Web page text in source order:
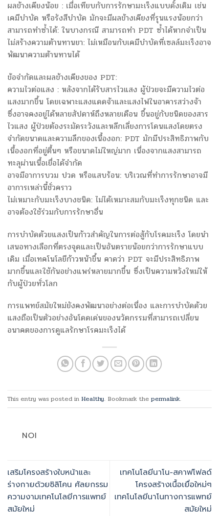
ผลข้างเคียงน้อย : เมื่อเทียบกับการรักษามะเร็งแบบดั้งเดิม เช่น
เคมีบำบัด หรือรังสีบำบัด มักจะมีผลข้างเคียงที่รุนแรงน้อยกว่า
สามารถทำซ้ำได้: ในบางกรณี สามารถทำ PDT ซ้ำได้หากจำเป็น
ไม่สร้างความต้านทานยา: ไม่เหมือนกับเคมีบำบัดที่เซลล์มะเร็งอาจ
พัฒนาความต้านทานได้
ข้อจำกัดและผลข้างเคียงของ PDT:
ความไวต่อแสง : หลังจากได้รับสารไวแสง ผู้ป่วยจะมีความไวต่อ
แสงมากขึ้น โดยเฉพาะแสงแดดจ้าและแสงไฟในอาคารสว่างจ้า
ซึ่งอาจคงอยู่ได้หลายสัปดาห์ถึงหลายเดือน ขึ้นอยู่กับชนิดของสาร
ไวแสง ผู้ป่วยต้องระมัดระวังและหลีกเลี่ยงการโดนแสงโดยตรง
จำกัดขนาดและความลึกของเนื้องอก: PDT มักมีประสิทธิภาพกับ
เนื้องอกที่อยู่ตื้นๆ หรือขนาดไม่ใหญ่มาก เนื่องจากแสงสามารถ
ทะลุผ่านเนื้อเยื่อได้จำกัด
อาจมีอาการบวม ปวด หรือแสบร้อน: บริเวณที่ทำการรักษาอาจมี
อาการเหล่านี้ชั่วคราว
ไม่เหมาะกับมะเร็งบางชนิด: ไม่ได้เหมาะสมกับมะเร็งทุกชนิด และ
อาจต้องใช้ร่วมกับการรักษาอื่น
การบำบัดด้วยแสงเป็นก้าวสำคัญในการต่อสู้กับโรคมะเร็ง โดยนำ
เสนอทางเลือกที่ตรงจุดและเป็นอันตรายน้อยกว่าการรักษาแบบ
เดิม เมื่อเทคโนโลยีก้าวหน้าขึ้น คาดว่า PDT จะมีประสิทธิภาพ
มากขึ้นและใช้กันอย่างแพร่หลายมากขึ้น ซึ่งเป็นความหวังใหม่ให้
กับผู้ป่วยทั่วโลก
การแพทย์สมัยใหม่ยังคงพัฒนาอย่างต่อเนื่อง และการบำบัดด้วย
แสงถือเป็นตัวอย่างอันโดดเด่นของนวัตกรรมที่สามารถเปลี่ยน
อนาคตของการดูแลรักษาโรคมะเร็งได้
This entry was posted in Healthy. Bookmark the permalink.
NOI
เสริมโครงสร้างใบหน้าและ
ร่างกายด้วยซิลิโคน ศัลยกรรม
ความงามเทคโนโลยีการแพทย์
สมัยใหม่
เทคโนโลยีนาโน-สคาฟโฟลด์
โครงสร้างเนื้อเยื่อใหม่ๆ
เทคโนโลยีนาโนทางการแพทย์
สมัยใหม่